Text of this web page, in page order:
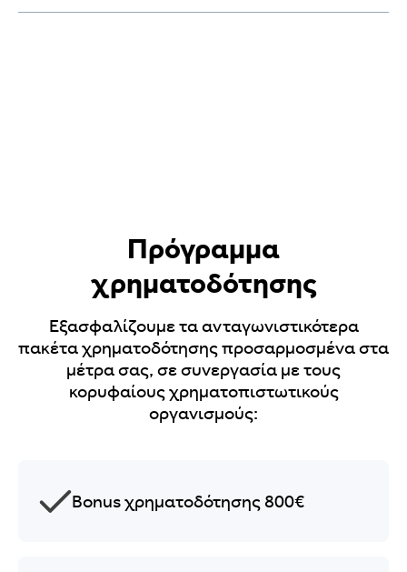
χαρακτηριστικών.
Πρόγραμμα
χρηματοδότησης
Εξασφαλίζουμε τα ανταγωνιστικότερα
πακέτα χρηματοδότησης προσαρμοσμένα στα
μέτρα σας, σε συνεργασία με τους
κορυφαίους χρηματοπιστωτικούς
οργανισμούς:
Bonus χρηματοδότησης 800€